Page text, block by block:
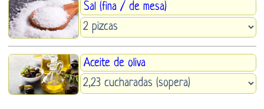
Sal (fina / de mesa)
Aceite de oliva